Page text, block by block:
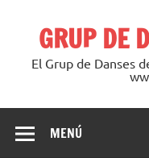
contenidoGRUP DE
El Grup de Danses
MENÚ